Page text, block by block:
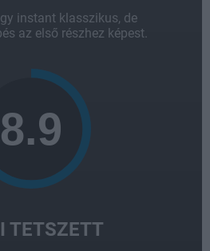
instant klasszikus, de
az első részhez képest.
TETSZETT